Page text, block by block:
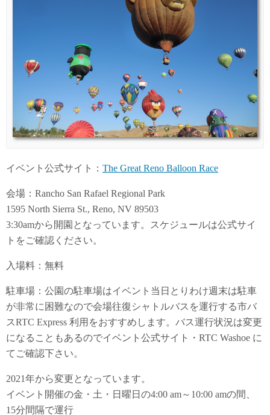
イベント公式サイト： The Great Reno Balloon Race
会場：Rancho San Rafael Regional Park
1595 North Sierra St., Reno, NV 89503
3:30amから開園となっています。スケジュールは公式サイ
トをご確認ください。
入場料：無料
駐車場：公園の駐車場はイベント当日とりわけ週末は駐車
が非常に困難なので会場往復シャトルバスを運行する市バ
スRTC Express 利用をおすすめします。バス運行状況は変更
になることもあるのでイベント公式サイト・RTC Washoe に
てご確認下さい。
2021年から変更となっています。
イベント開催の金・土・日曜日の4:00 am～10:00 amの間、
15分間隔で運行